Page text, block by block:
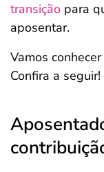
transição para
aposentar.
Vamos
Confira a seguir!